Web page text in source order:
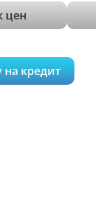
цен
на кредит